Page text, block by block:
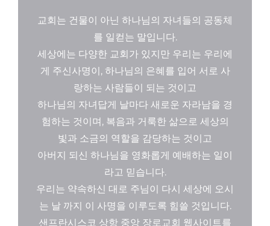
교회는 건물이 아닌 하나님의 자녀들의 공동체
를 일컫는 말입니다.
세상에는 다양한 교회가 있지만 우리는 우리에
게 주신사명이, 하나님의 은혜를 입어 서로 사
랑하는 사람들이 되는 것이고
하나님의 자녀답게 날마다 새로운 자라남을 경
험하는 것이며, 복음과 거룩한 삶으로 세상의
빛과 소금의 역할을 감당하는 것이고
아버지 되신 하나님을 영화롭게 예배하는 일이
라고 믿습니다.
우리는 약속하신 대로 주님이 다시 세상에 오시
는 날 까지 이 사명을 이루도록 힘쓸 것입니다.
샌프란시스코 상항 중앙 장로교회 웹사이트를